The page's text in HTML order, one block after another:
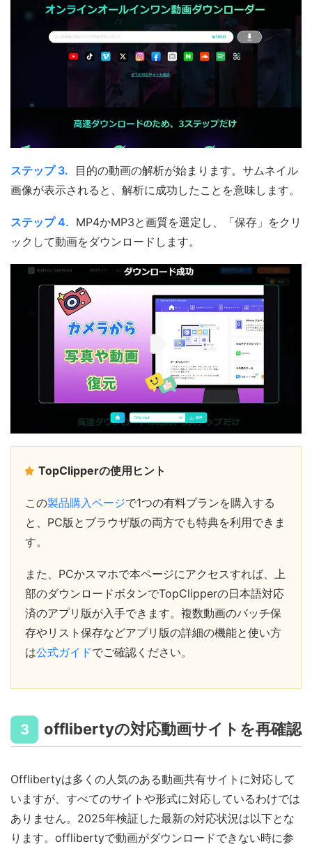
ステップ 3.
目的の動画の解析が始まります。サムネイル
画像が表示されると、解析に成功したことを意味します。
ステップ 4. MP4かMP3と画質を選定し、「保存」をクリ
ックして動画をダウンロードします。
TopClipperの使用ヒント
この製品購入ページで1つの有料プランを購入する
と、PC版とブラウザ版の両方でも特典を利用できま
す。
また、PCかスマホで本ページにアクセスすれば、上
部のダウンロードボタンでTopClipperの日本語対応
済のアプリ版が入手できます。複数動画のバッチ保
存やリスト保存などアプリ版の詳細の機能と使い方
は公式ガイドでご確認ください。
3 offlibertyの対応動画サイトを再確認
Offlibertyは多くの人気のある動画共有サイトに対応して
いますが、すべてのサイトや形式に対応しているわけでは
ありません。2025年検証した最新の対応状況は以下とな
ります。offlibertyで動画がダウンロードできない時に参